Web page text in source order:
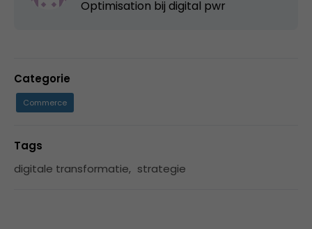
Optimisation bij digital pwr
Categorie
Commerce
Tags
digitale transformatie, strategie